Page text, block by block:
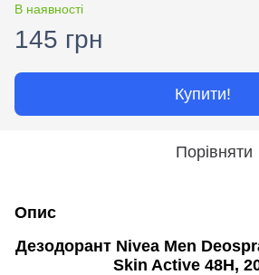
В наявності
145 грн
Купити!
Порівняти
Опис
Дезодорант Nivea Men
Skin Active 48H,